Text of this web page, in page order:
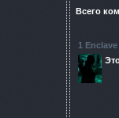
Всего
1
Enclave